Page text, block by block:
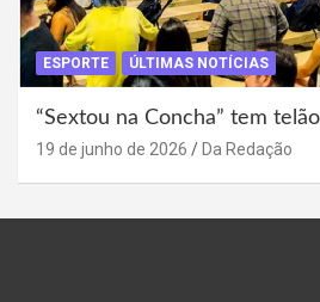
ESPORTE ÚLTIMAS NOTÍCIAS
“Sextou na Concha” tem
19 de junho de 2026 Da Redação